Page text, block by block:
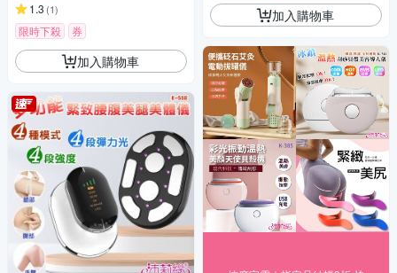
1.3 (1)
限時下殺 券
加入購物車
加入購物車